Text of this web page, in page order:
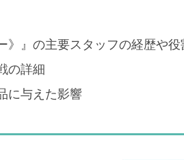
》』の主要スタッフの経歴や役
の詳細
に与えた影響